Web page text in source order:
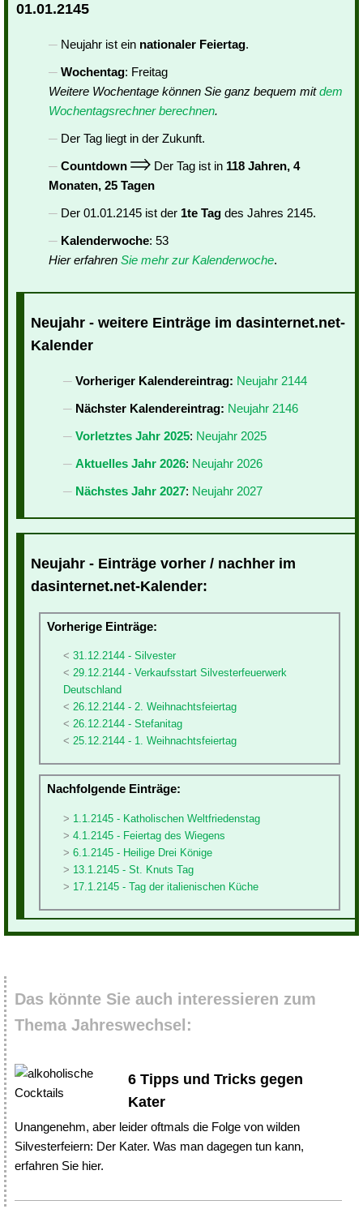
01.01.2145
Neujahr ist ein nationaler Feiertag.
Wochentag: Freitag
Weitere Wochentage können Sie ganz bequem mitdem
Wochentagsrechner berechnen.
Der Tag liegt in der Zukunft.
Countdown
Der Tag ist in 118 Jahren, 4
Monaten, 25 Tagen
Der 01.01.2145 ist der 1te Tag des Jahres 2145.
Kalenderwoche: 53
Hier erfahren Sie mehr zur Kalenderwoche.
Neujahr - weitere Einträge im dasinternet.net-
Kalender
Vorheriger Kalendereintrag: Neujahr 2144
Nächster Kalendereintrag: Neujahr 2146
Vorletztes Jahr 2025: Neujahr 2025
Aktuelles Jahr 2026: Neujahr 2026
Nächstes Jahr 2027: Neujahr 2027
Neujahr - Einträge vorher / nachher im
dasinternet.net-Kalender:
Vorherige Einträge:
31.12.2144 - Silvester
29.12.2144 - Verkaufsstart Silvesterfeuerwerk
Deutschland
26.12.2144 - 2. Weihnachtsfeiertag
26.12.2144 - Stefanitag
25.12.2144 - 1. Weihnachtsfeiertag
Nachfolgende Einträge:
1.1.2145 - Katholischen Weltfriedenstag
4.1.2145 - Feiertag des Wiegens
6.1.2145 - Heilige Drei Könige
13.1.2145 - St. Knuts Tag
17.1.2145 - Tag der italienischen Küche
Das könnte Sie auch interessieren zum
Thema Jahreswechsel:
6 Tipps und Tricks gegen
Kater
Unangenehm, aber leider oftmals die Folge von wilden
Silvesterfeiern: Der Kater. Was man dagegen tun kann,
erfahren Sie hier.